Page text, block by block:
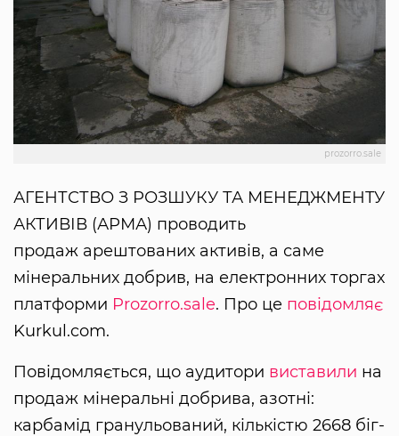
prozorro.sale
АГЕНТСТВО З РОЗШУКУ ТА МЕНЕДЖМЕНТУ
АКТИВІВ (АРМА) проводить
продаж арештованих активів, а саме
мінеральних добрив, на електронних торгах
платформи Prozorro.sale. Про це повідомляє
Kurkul.com.
Повідомляється, що аудитори виставили на
продаж мінеральні добрива, азотні:
карбамід гранульований, кількістю 2668 біг-